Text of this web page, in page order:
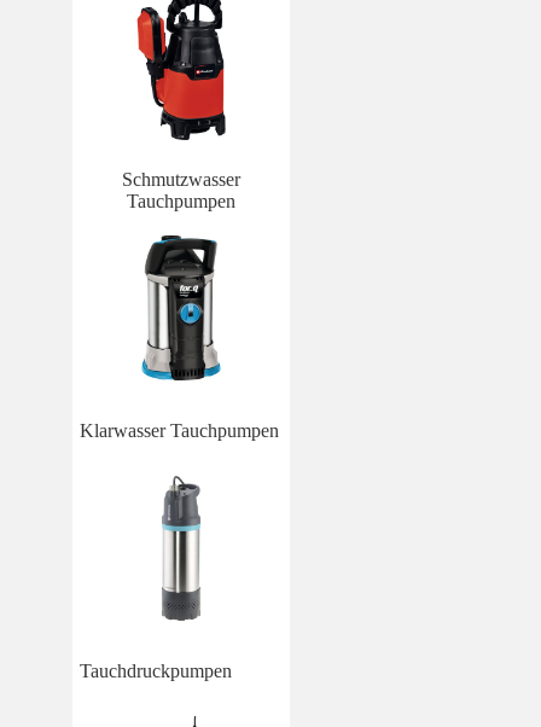
Schmutzwasser
Tauchpumpen
Klarwasser Tauchpumpen
Tauchdruckpumpen